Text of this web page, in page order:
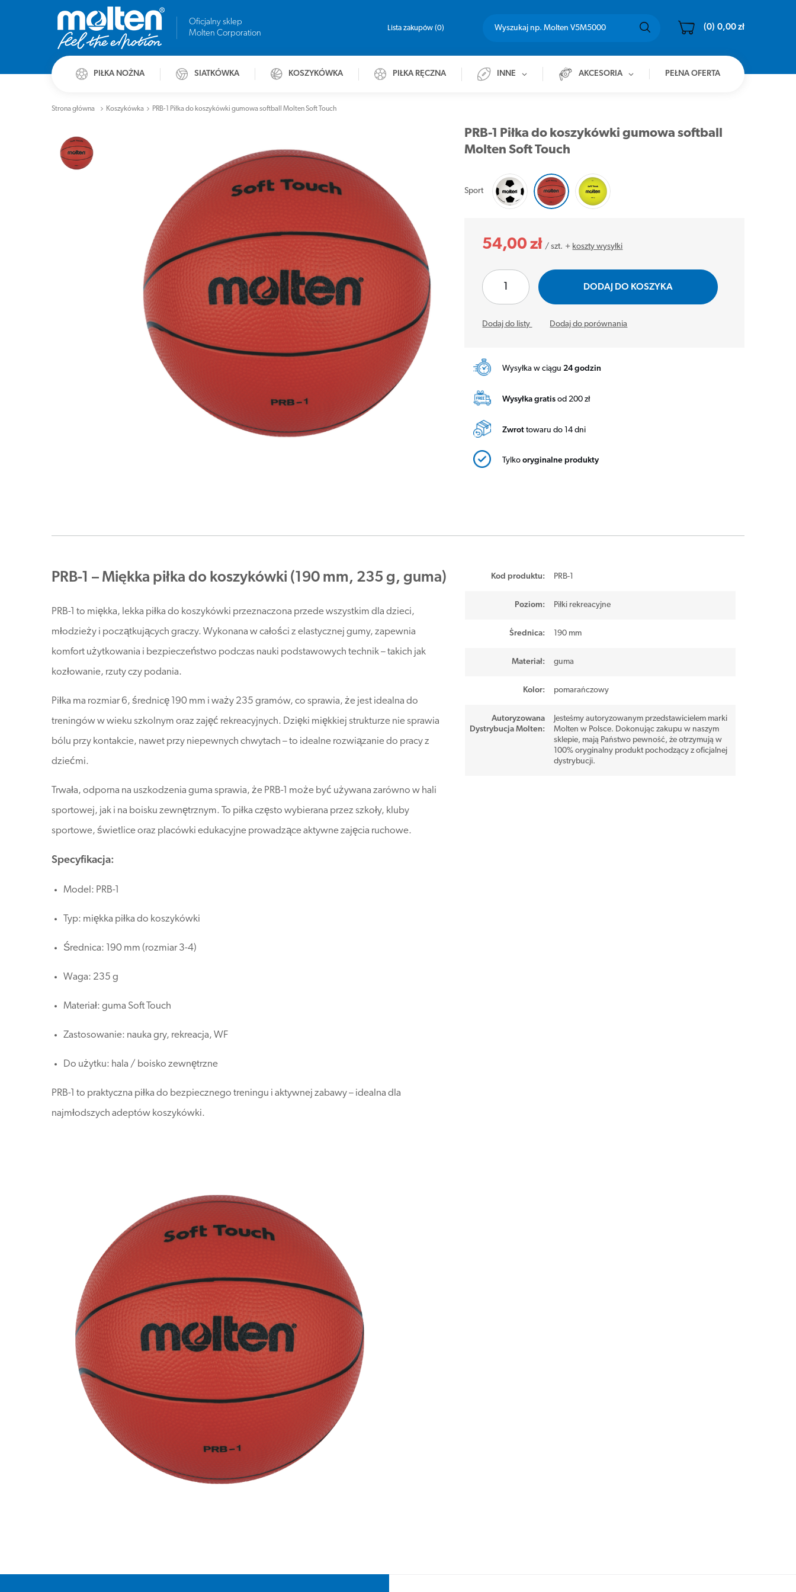
Oficjalny sklep
Molten Corporation
Lista zakupów 0 (0) 0,00 zł
PIŁKA NOŻNA SIATKÓWKA KOSZYKÓWKA PIŁKA RĘCZNA INNE AKCESORIA PEŁNA OFERTA
Strona główna Koszykówka PRB-1 Piłka do koszykówki gumowa softball Molten Soft Touch
PRB-1 Piłka do koszykówki gumowa softball
Molten Soft Touch
Sport
54,00 zł /szt. + koszty wysyłki
DODAJ DO KOSZYKA
Dodaj do listy Dodaj do porównania
Wysyłka w ciągu 24 godzin
Wysyłka gratis od 200 zł
Zwrot towaru do 14 dni
Tylkooryginalne produkty
PRB-1 – Miękka piłka do koszykówki (190 mm, 235 g, guma)
PRB-1 to miękka, lekka piłka do koszykówki przeznaczona przede wszystkim dla dzieci,
młodzieży i początkujących graczy. Wykonana w całości z elastycznej gumy, zapewnia
komfort użytkowania i bezpieczeństwo podczas nauki podstawowych technik – takich jak
kozłowanie, rzuty czy podania.
Piłka ma rozmiar 6, średnicę 190 mm i waży 235 gramów, co sprawia, że jest idealna do
treningów w wieku szkolnym oraz zajęć rekreacyjnych. Dzięki miękkiej strukturze nie sprawia
bólu przy kontakcie, nawet przy niepewnych chwytach – to idealne rozwiązanie do pracy z
dziećmi.
Trwała, odporna na uszkodzenia guma sprawia, że PRB-1 może być używana zarówno w hali
sportowej, jak i na boisku zewnętrznym. To piłka często wybierana przez szkoły, kluby
sportowe, świetlice oraz placówki edukacyjne prowadzące aktywne zajęcia ruchowe.
Specyfikacja:
Model: PRB-1
Typ: miękka piłka do koszykówki
Średnica: 190 mm (rozmiar 3-4)
Waga: 235 g
Materiał: guma Soft Touch
Zastosowanie: nauka gry, rekreacja, WF
Do użytku: hala / boisko zewnętrzne
PRB-1 to praktyczna piłka do bezpiecznego treningu i aktywnej zabawy – idealna dla
najmłodszych adeptów koszykówki.
Kod produktu: PRB-1
Poziom: Piłki rekreacyjne
Średnica: 190 mm
Materiał: guma
Kolor: pomarańczowy
Autoryzowana
Dystrybucja Molten:
Jesteśmy autoryzowanym przedstawicielem marki
Molten w Polsce. Dokonując zakupu w naszym
sklepie, mają Państwo pewność, że otrzymują w
100% oryginalny produkt pochodzący z oficjalnej
dystrybucji.